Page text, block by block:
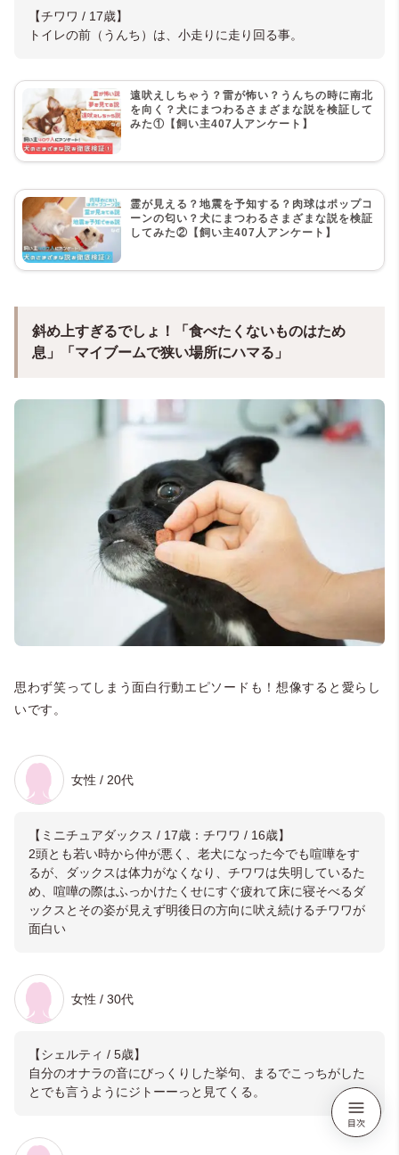
【チワワ / 17歳】
トイレの前（うんち）は、小走りに走り回る事。
遠吠えしちゃう？雷が怖い？うんちの時に南北
を向く？犬にまつわるさまざまな説を検証して
みた①【飼い主407人アンケート】
霊が見える？地震を予知する？肉球はポップコ
ーンの匂い？犬にまつわるさまざまな説を検証
してみた②【飼い主407人アンケート】
斜め上すぎるでしょ！「食べたくないものはため
息」「マイブームで狭い場所にハマる」
思わず笑ってしまう面白行動エピソードも！想像すると愛らし
いです。
女性 / 20代
【ミニチュアダックス / 17歳：チワワ / 16歳】
2頭とも若い時から仲が悪く、老犬になった今でも喧嘩をす
るが、ダックスは体力がなくなり、チワワは失明しているた
め、喧嘩の際はふっかけたくせにすぐ疲れて床に寝そべるダ
ックスとその姿が見えず明後日の方向に吠え続けるチワワが
面白い
女性 / 30代
【シェルティ / 5歳】
自分のオナラの音にびっくりした挙句、まるでこっちがした
とでも言うようにジトーーっと見てくる。